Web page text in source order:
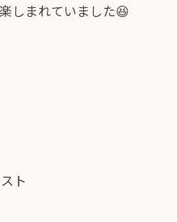
しまれていました😆
ト